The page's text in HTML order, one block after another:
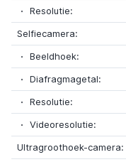
Resolutie:
Selfiecamera:
Beeldhoek:
Diafragmagetal:
Resolutie:
Videoresolutie:
Ultragroothoek-camera: